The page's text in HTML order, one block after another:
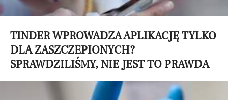
TINDER WPROWADZA APLIKACJĘ TYLKO
DLA ZASZCZEPIONYCH?
SPRAWDZILIŚMY, NIE JEST TO PRAWDA